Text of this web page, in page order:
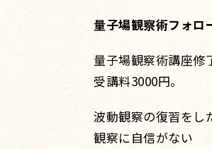
量子場観察術フォロ
量子場観察術講座修
受講料3000円。
波動観察の復習をし
観察に自信がない